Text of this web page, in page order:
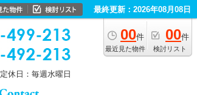
最終更新：2026年08月08日
00件
最近見た物件
00件
検討リスト
定休日：毎週水曜日